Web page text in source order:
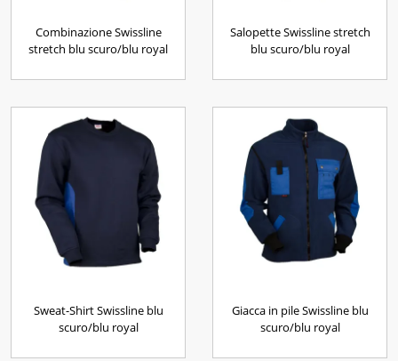
Combinazione Swissline
stretch blu scuro/blu royal
Salopette Swissline stretch
blu scuro/blu royal
Sweat-Shirt Swissline blu
scuro/blu royal
Giacca in pile Swissline blu
scuro/blu royal